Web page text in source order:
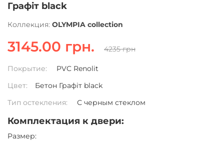
Графіт black
Коллекция: OLYMPIA collection
3145.00 грн. 4235 грн
Покрытие:
PVC Renolit
Цвет:
Бетон Графіт black
Тип остекления:
С черным стеклом
Комплектация к двери:
Pазмер: